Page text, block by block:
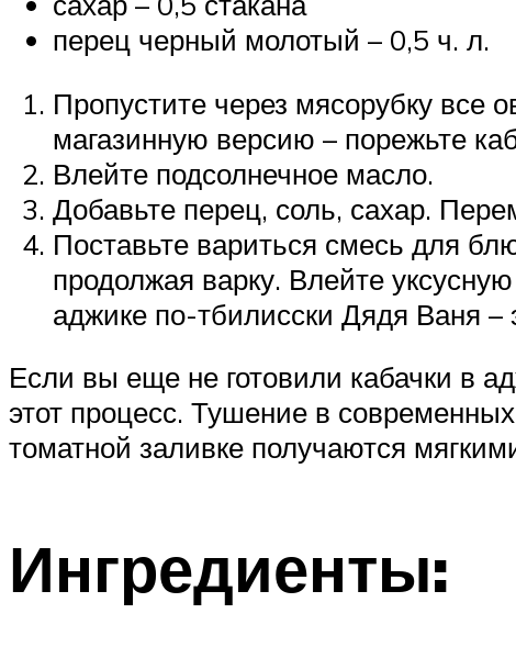
перец черный молотый – 0,5 ч. л.
Пропустите через мясорубку все
магазинную версию – порежьте
Влейте подсолнечное масло.
Добавьте перец, соль, сахар.
Поставьте вариться смесь для
продолжая варку. Влейте
аджике по-тбилисски Дядя Ваня
Если вы еще не готовили кабачки в
этот процесс. Тушение в
томатной заливке получаются
Ингредиенты: